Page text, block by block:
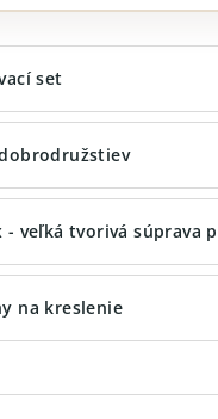
set
- veľká tvorivá súprava
na kreslenie